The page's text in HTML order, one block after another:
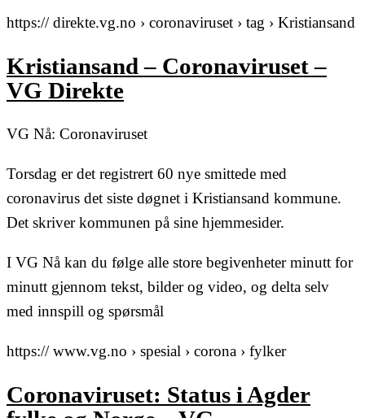
https:// direkte.vg.no › coronaviruset › tag › Kristiansand
Kristiansand – Coronaviruset –
VG Direkte
VG Nå: Coronaviruset
Torsdag er det registrert 60 nye smittede med
coronavirus det siste døgnet i Kristiansand kommune.
Det skriver kommunen på sine hjemmesider.
I VG Nå kan du følge alle store begivenheter minutt for
minutt gjennom tekst, bilder og video, og delta selv
med innspill og spørsmål
https:// www.vg.no › spesial › corona › fylker
Coronaviruset: Status i Agder